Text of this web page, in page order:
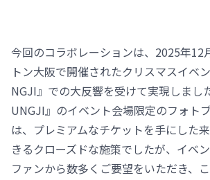
今回のコラボレーションは、2025年12
トン大阪で開催されたクリスマスイベ
NGJI』での大反響を受けて実現しまし
UNGJI』のイベント会場限定のフォト
は、プレミアムなチケットを手にした
きるクローズドな施策でしたが、イベ
ファンから数多くご要望をいただき、